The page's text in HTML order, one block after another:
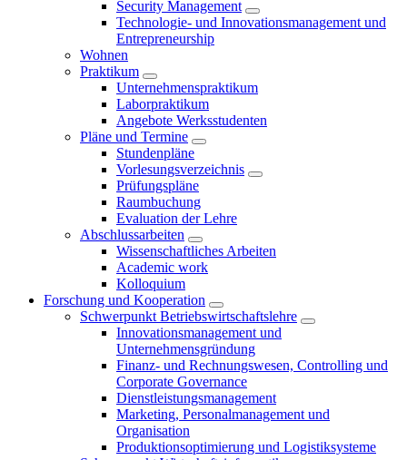
Security Management
Technologie- und Innovationsmanagement und
Entrepreneurship
Wohnen
Praktikum
Unternehmenspraktikum
Laborpraktikum
Angebote Werksstudenten
Pläne und Termine
Stundenpläne
Vorlesungsverzeichnis
Prüfungspläne
Raumbuchung
Evaluation der Lehre
Abschlussarbeiten
Wissenschaftliches Arbeiten
Academic work
Kolloquium
Forschung und Kooperation
Schwerpunkt Betriebswirtschaftslehre
Innovationsmanagement und
Unternehmensgründung
Finanz- und Rechnungswesen, Controlling und
Corporate Governance
Dienstleistungsmanagement
Marketing, Personalmanagement und
Organisation
Produktionsoptimierung und Logistiksysteme